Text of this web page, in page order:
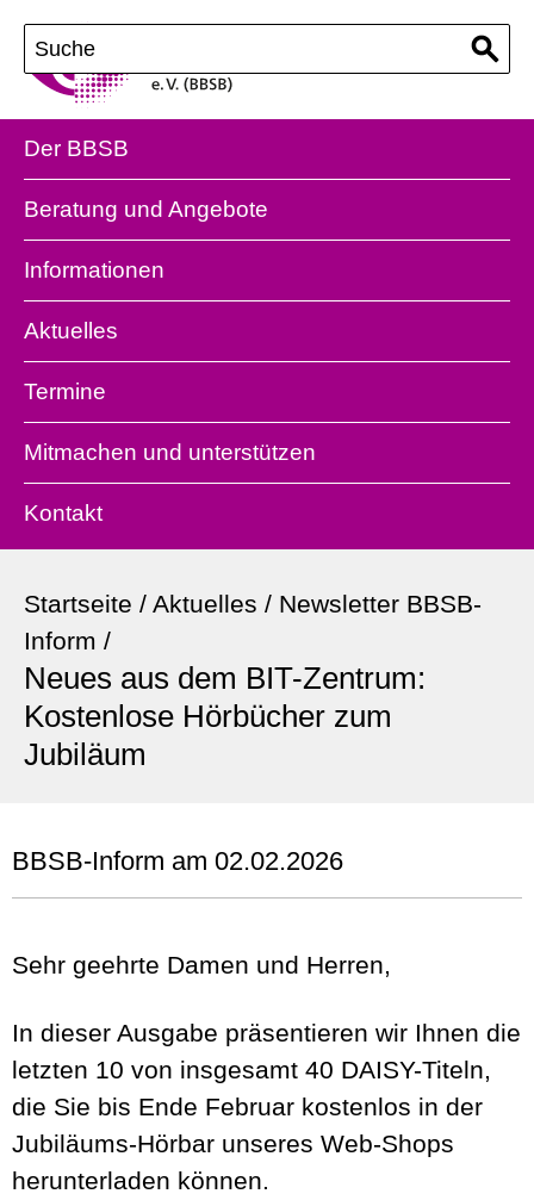
Der BBSB
Beratung und Angebote
Informationen
Aktuelles
Termine
Mitmachen und unterstützen
Kontakt
Startseite / Aktuelles / Newsletter BBSB-
Inform /
Neues aus dem BIT-Zentrum:
Kostenlose Hörbücher zum
Jubiläum
BBSB-Inform am 02.02.2026
Sehr geehrte Damen und Herren,
In dieser Ausgabe präsentieren wir Ihnen die
letzten 10 von insgesamt 40 DAISY-Titeln,
die Sie bis Ende Februar kostenlos in der
Jubiläums-Hörbar unseres Web-Shops
herunterladen können.